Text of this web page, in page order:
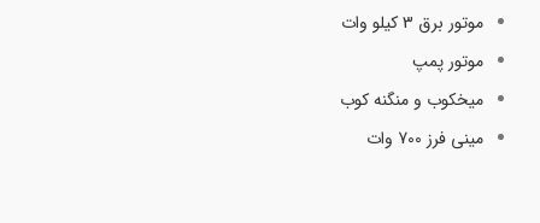
موتور برق 3 کیلو وات
موتور پمپ
میخکوب و منگنه کوب
مینی فرز 700 وات